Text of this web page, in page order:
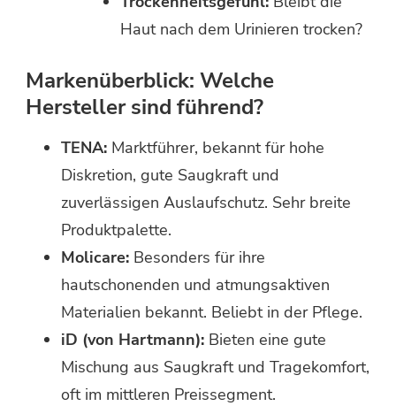
Haut nach dem Urinieren trocken?
Markenüberblick: Welche
Hersteller sind führend?
TENA: Marktführer, bekannt für hohe
Diskretion, gute Saugkraft und
zuverlässigen Auslaufschutz. Sehr breite
Produktpalette.
Molicare: Besonders für ihre
hautschonenden und atmungsaktiven
Materialien bekannt. Beliebt in der Pflege.
iD (von Hartmann): Bieten eine gute
Mischung aus Saugkraft und Tragekomfort,
oft im mittleren Preissegment.